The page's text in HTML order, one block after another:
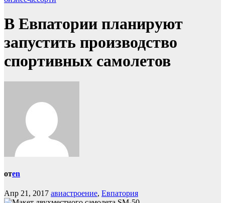
В Евпатории планируют
запустить производство
спортивных самолетов
отen
Апр 21, 2017 авиастроение, Евпатория